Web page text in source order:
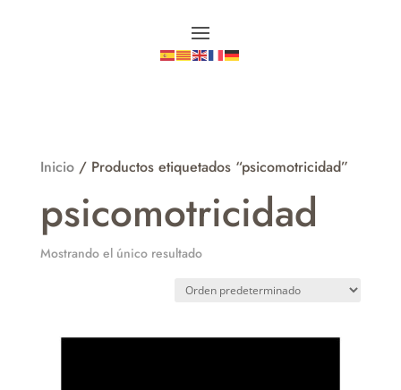
Inicio/ Productos etiquetados “psicomotricidad”
psicomotricidad
Mostrando el único resultado